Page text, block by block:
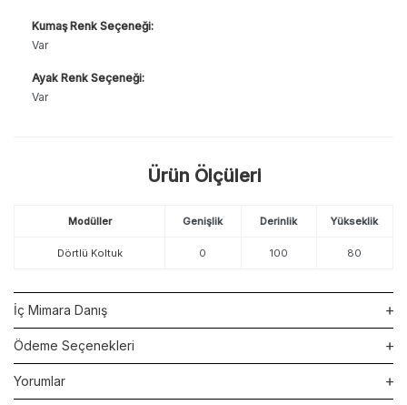
Kumaş Renk Seçeneği:
Var
Ayak Renk Seçeneği:
Var
Ürün Ölçüleri
Modüller Genişlik Derinlik Yükseklik
Dörtlü Koltuk 0 100 80
İç Mimara Danış
Ödeme Seçenekleri
Yorumlar